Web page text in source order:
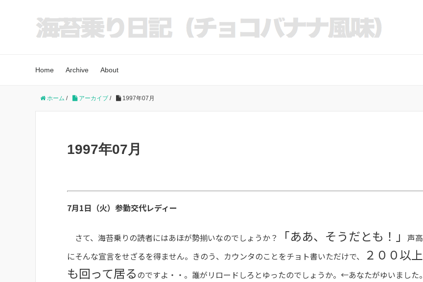
Home Archive About
ホーム / アーカイブ / 1997年07月
1997年07月
7月1日（火）参勤交代レディー
さて、海苔乗りの読者にはあほが勢揃いなのでしょうか？ 「ああ、そうだとも！」
声高
にそんな宣言をせざるを得ません。きのう、カウンタのことをチョト書いただけで、
２００以上
も回って居る のですよ・・。誰がリロードしろとゆったのでしょうか。←あなたがゆいました。